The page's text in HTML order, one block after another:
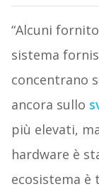
“Alcuni
sistema
concentrano
ancora sullo
più elevati,
hardware è
ecosistema